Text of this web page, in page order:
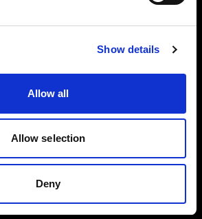
Show details
Allow all
Allow selection
Deny
イトにアクセス